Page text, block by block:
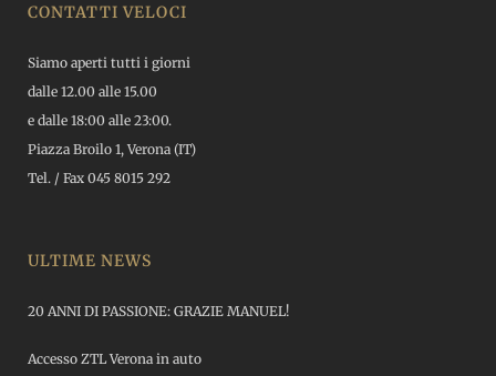
CONTATTI VELOCI
Siamo aperti tutti i giorni
dalle 12.00 alle 15.00
e dalle 18:00 alle 23:00.
Piazza Broilo 1, Verona (IT)
Tel. / Fax 045 8015 292
ULTIME NEWS
20 ANNI DI PASSIONE: GRAZIE MANUEL!
Accesso ZTL Verona in auto